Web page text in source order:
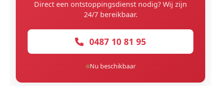
Direct een ontstoppingsdienst nodig? Wij zijn
24/7 bereikbaar.
0487 10 81 95
Nu beschikbaar